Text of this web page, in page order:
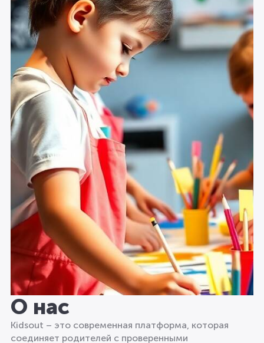
О нас
Kidsout – это современная платформа, которая
соединяет родителей с проверенными